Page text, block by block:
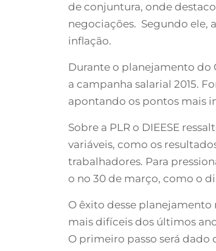
de conjuntura, onde
negociações. Segundo ele,
inflação.
Durante o planejamento do
a campanha salarial 2015.
apontando os pontos mais
Sobre a PLR o DIEESE
variáveis, como os
trabalhadores. Para
o no 30 de março, como o
O êxito desse
mais difíceis dos últimos
O primeiro passo será dado